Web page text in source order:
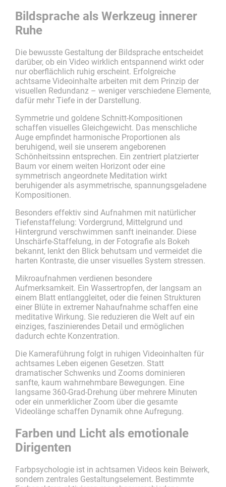
Bildsprache als Werkzeug innerer
Ruhe
Die bewusste Gestaltung der Bildsprache entscheidet
darüber, ob ein Video wirklich entspannend wirkt oder
nur oberflächlich ruhig erscheint. Erfolgreiche
achtsame Videoinhalte arbeiten mit dem Prinzip der
visuellen Redundanz – weniger verschiedene Elemente,
dafür mehr Tiefe in der Darstellung.
Symmetrie und goldene Schnitt-Kompositionen
schaffen visuelles Gleichgewicht. Das menschliche
Auge empfindet harmonische Proportionen als
beruhigend, weil sie unserem angeborenen
Schönheitssinn entsprechen. Ein zentriert platzierter
Baum vor einem weiten Horizont oder eine
symmetrisch angeordnete Meditation wirkt
beruhigender als asymmetrische, spannungsgeladene
Kompositionen.
Besonders effektiv sind Aufnahmen mit natürlicher
Tiefenstaffelung: Vordergrund, Mittelgrund und
Hintergrund verschwimmen sanft ineinander. Diese
Unschärfe-Staffelung, in der Fotografie als Bokeh
bekannt, lenkt den Blick behutsam und vermeidet die
harten Kontraste, die unser visuelles System stressen.
Mikroaufnahmen verdienen besondere
Aufmerksamkeit. Ein Wassertropfen, der langsam an
einem Blatt entlanggleitet, oder die feinen Strukturen
einer Blüte in extremer Nahaufnahme schaffen eine
meditative Wirkung. Sie reduzieren die Welt auf ein
einziges, faszinierendes Detail und ermöglichen
dadurch echte Konzentration.
Die Kameraführung folgt in ruhigen Videoinhalten für
achtsames Leben eigenen Gesetzen. Statt
dramatischer Schwenks und Zooms dominieren
sanfte, kaum wahrnehmbare Bewegungen. Eine
langsame 360-Grad-Drehung über mehrere Minuten
oder ein unmerklicher Zoom über die gesamte
Videolänge schaffen Dynamik ohne Aufregung.
Farben und Licht als emotionale
Dirigenten
Farbpsychologie ist in achtsamen Videos kein Beiwerk,
sondern zentrales Gestaltungselement. Bestimmte